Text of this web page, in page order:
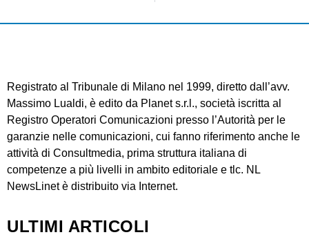
Registrato al Tribunale di Milano nel 1999, diretto dall’avv.
Massimo Lualdi, è edito da Planet s.r.l., società iscritta al
Registro Operatori Comunicazioni presso l’Autorità per le
garanzie nelle comunicazioni, cui fanno riferimento anche le
attività di Consultmedia, prima struttura italiana di
competenze a più livelli in ambito editoriale e tlc. NL
NewsLinet è distribuito via Internet.
ULTIMI ARTICOLI